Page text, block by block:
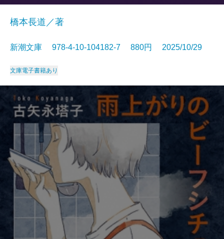
橋本長道／著
新潮文庫 978-4-10-104182-7 880円 2025/10/29
文庫電子書籍あり